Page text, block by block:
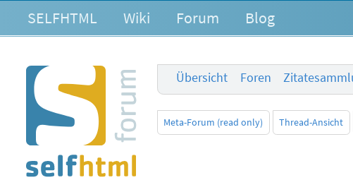
SELFHTML Wiki Forum Blog
Übersicht
Foren
Meta-Forum (read only) Thread-Ansicht